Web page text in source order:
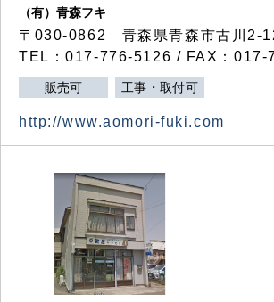
（有）青森フキ
〒030-0862 青森県青森市古川2-
TEL：017-776-5126 / FAX：017-
販売可 工事・取付可
http://www.aomori-fuki.com